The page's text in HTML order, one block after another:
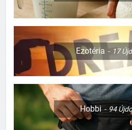
Ezotéria 17
Hobbi 94